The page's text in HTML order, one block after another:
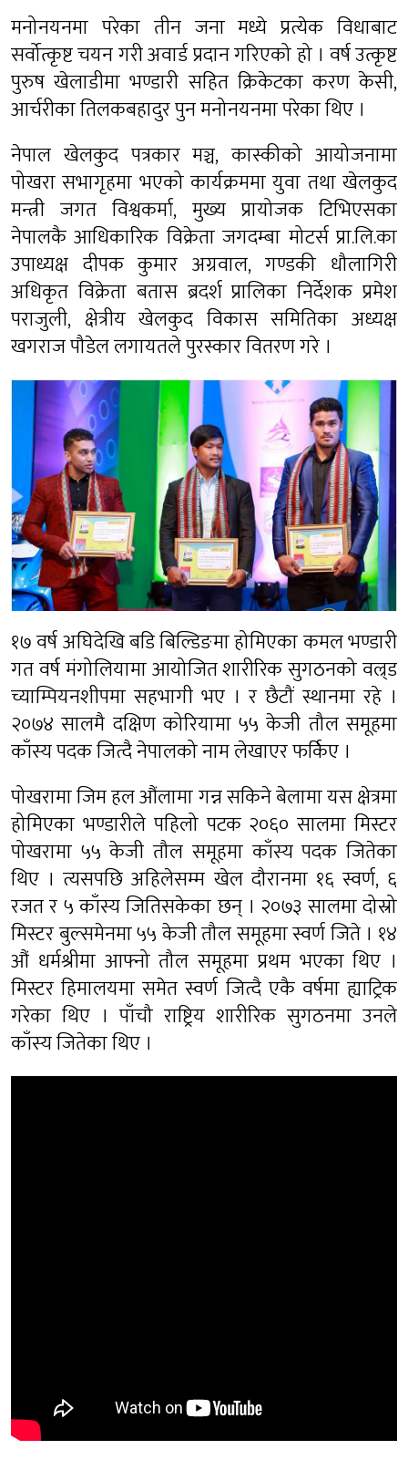
मनोनयनमा परेका तीन जना मध्ये प्रत्येक विधाबाट
सर्वोत्कृष्ट चयन गरी अवार्ड प्रदान गरिएको हो । वर्ष उत्कृष्ट
पुरुष खेलाडीमा भण्डारी सहित क्रिकेटका करण केसी,
आर्चरीका तिलकबहादुर पुन मनोनयनमा परेका थिए ।
नेपाल खेलकुद पत्रकार मञ्च, कास्कीको आयोजनामा
पोखरा सभागृहमा भएको कार्यक्रममा युवा तथा खेलकुद
मन्त्री जगत विश्वकर्मा, मुख्य प्रायोजक टिभिएसका
नेपालकै आधिकारिक विक्रेता जगदम्बा मोटर्स प्रा.लि.का
उपाध्यक्ष दीपक कुमार अग्रवाल, गण्डकी धौलागिरी
अधिकृत विक्रेता बतास ब्रदर्श प्रालिका निर्देशक प्रमेश
पराजुली, क्षेत्रीय खेलकुद विकास समितिका अध्यक्ष
खगराज पौडेल लगायतले पुरस्कार वितरण गरे ।
१७ वर्ष अघिदेखि बडि बिल्डिङमा होमिएका कमल भण्डारी
गत वर्ष मंगोलियामा आयोजित शारीरिक सुगठनको वल्र्ड
च्याम्पियनशीपमा सहभागी भए । र छैटौं स्थानमा रहे ।
२०७४ सालमै दक्षिण कोरियामा ५५ केजी तौल समूहमा
काँस्य पदक जित्दै नेपालको नाम लेखाएर फर्किए ।
पोखरामा जिम हल औंलामा गन्न सकिने बेलामा यस क्षेत्रमा
होमिएका भण्डारीले पहिलो पटक २०६० सालमा मिस्टर
पोखरामा ५५ केजी तौल समूहमा काँस्य पदक जितेका
थिए । त्यसपछि अहिलेसम्म खेल दौरानमा १६ स्वर्ण, ६
रजत र ५ काँस्य जितिसकेका छन् । २०७३ सालमा दोस्रो
मिस्टर बुल्समेनमा ५५ केजी तौल समूहमा स्वर्ण जिते । १४
औं धर्मश्रीमा आफ्नो तौल समूहमा प्रथम भएका थिए ।
मिस्टर हिमालयमा समेत स्वर्ण जित्दै एकै वर्षमा ह्याट्रिक
गरेका थिए । पाँचौ राष्ट्रिय शारीरिक सुगठनमा उनले
काँस्य जितेका थिए ।